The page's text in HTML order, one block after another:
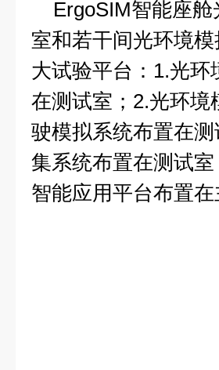
ErgoSIM智能座舱
室和若干间光环境
大试验平台：1.光
在测试室；2.光环境
驶模拟系统布置在
集系统布置在测试
智能应用平台布置在